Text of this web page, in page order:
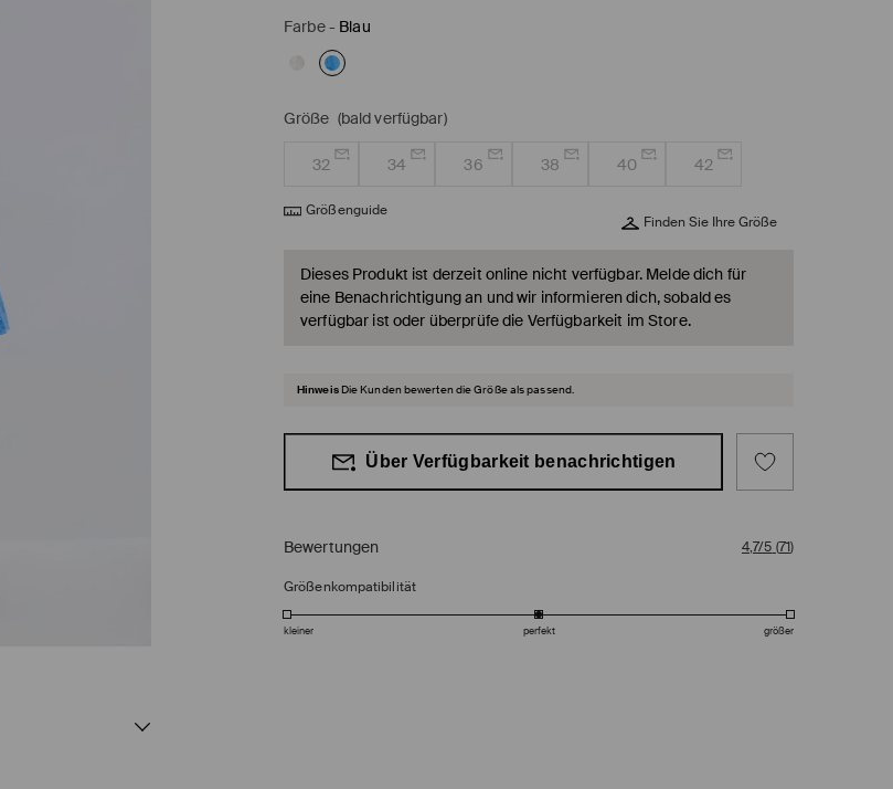
Farbe- Blau
Größe (bald verfügbar)
32 34 36 38 40 42
Größenguide
Finden Sie Ihre Größe
Dieses Produkt ist derzeit online nicht verfügbar. Melde dich für
eine Benachrichtigung an und wir informieren dich, sobald es
verfügbar ist oder überprüfe die Verfügbarkeit im Store.
Hinweis Die Kunden bewerten die Größe als passend.
Über Verfügbarkeit benachrichtigen
Bewertungen 4,7/5 (71)
Größenkompatibilität
kleiner perfekt größer